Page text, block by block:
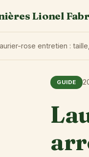
Lionel
rose entretien :
GUIDE